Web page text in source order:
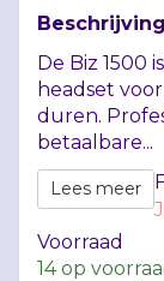
Beschrijving
De Biz 1500
headset
duren.
betaalbare...
Lees meer
Voorraad
14op